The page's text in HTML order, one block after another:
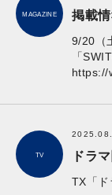
MAGAZINE 掲載
9/20（
「
https://
TV ドラ
TX「